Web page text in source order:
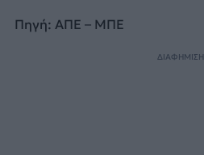
Πηγή: ΑΠΕ – ΜΠΕ
ΔΙΑΦΗΜΙΣΗ